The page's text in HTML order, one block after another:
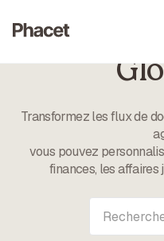
Transformez les flux de
vous pouvez
finances, les affaires